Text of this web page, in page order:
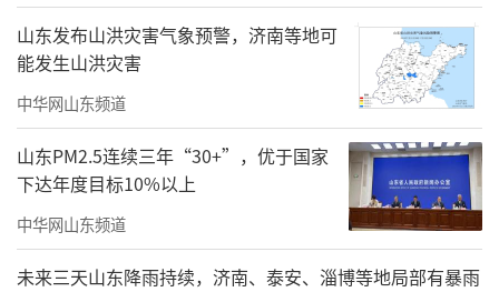
山东发布山洪灾害气象预警，济南等地可
能发生山洪灾害
中华网山东频道
山东PM2.5连续三年“30+”，优于国家
下达年度目标10%以上
中华网山东频道
未来三天山东降雨持续，济南、泰安、淄博等地局部有暴雨